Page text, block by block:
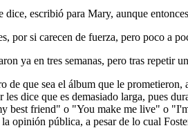
escribió para Mary, aunque
por si carecen de fuerza, pero poco a
ya en tres semanas, pero tras repetir
de que sea el álbum que le
dice que es demasiado larga, pues
friend" o "You make me live" o
opinión pública, a pesar de lo cual